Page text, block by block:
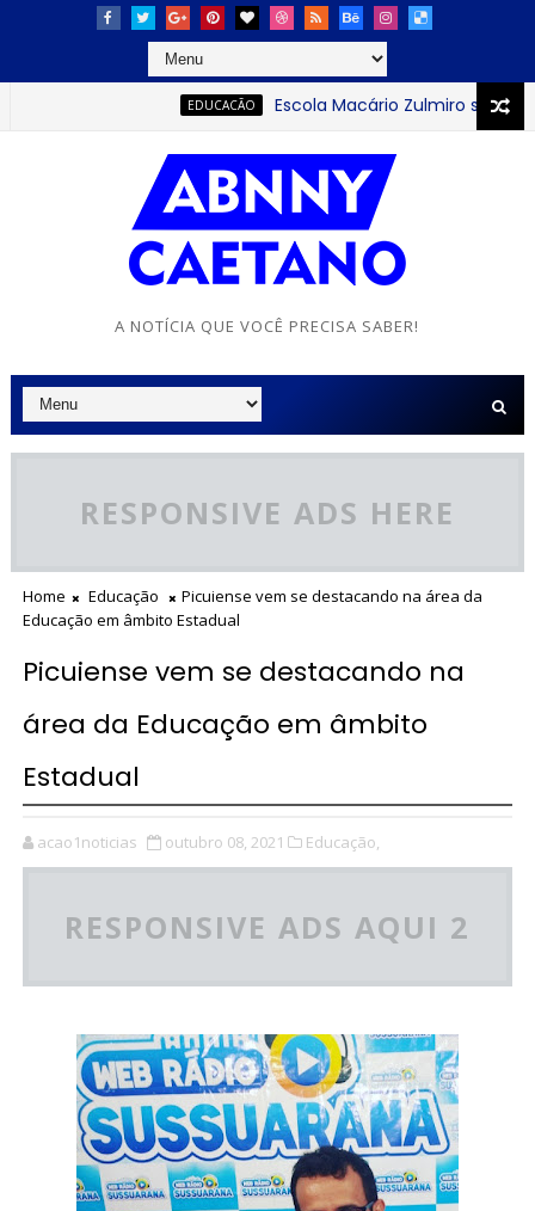
EDUCACÃO Escola Macário Zulmiro se destaca
A NOTÍCIA QUE VOCÊ PRECISA SABER!
RESPONSIVE ADS HERE
Home Educação
Picuiense vem se destacando na área da
Educação em âmbito Estadual
Picuiense vem se destacando na
área da Educação em âmbito
Estadual
acao1noticias outubro 08, 2021 Educação,
RESPONSIVE ADS AQUI 2